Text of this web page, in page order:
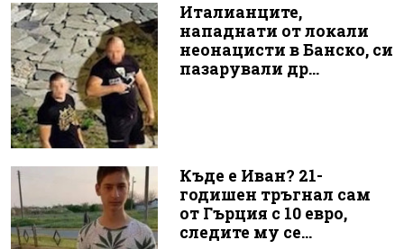
Италианците,
нападнати от локали
неонацисти в Банско, си
пазарували др...
Къде е Иван? 21-
годишен тръгнал сам
от Гърция с 10 евро,
следите му се...